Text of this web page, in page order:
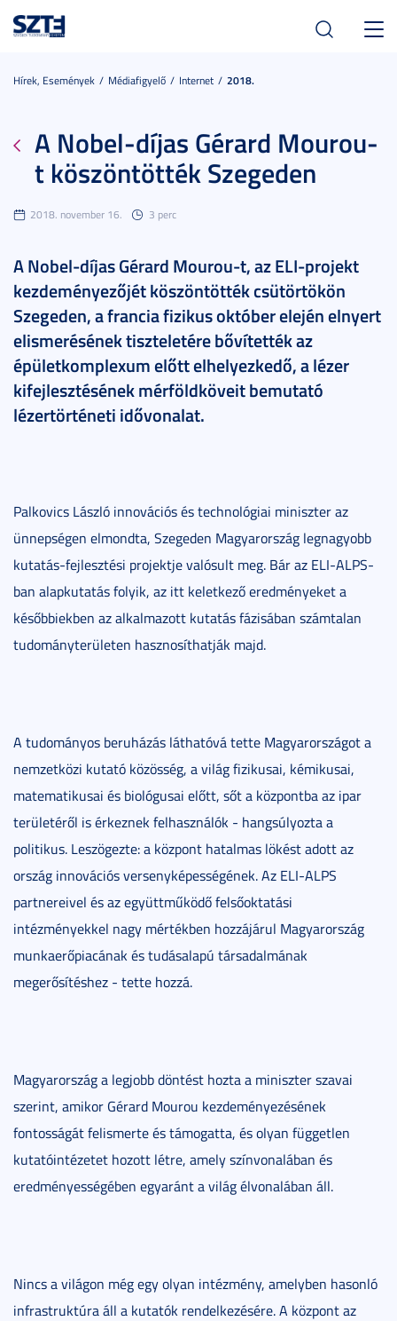
Hírek, Események Médiafigyelő Internet 2018.
A Nobel-díjas Gérard Mourou-
t köszöntötték Szegeden
2018. november 16. 3 perc
A Nobel-díjas Gérard Mourou-t, az ELI-projekt
kezdeményezőjét köszöntötték csütörtökön
Szegeden, a francia fizikus október elején elnyert
elismerésének tiszteletére bővítették az
épületkomplexum előtt elhelyezkedő, a lézer
kifejlesztésének mérföldköveit bemutató
lézertörténeti idővonalat.
Palkovics László innovációs és technológiai miniszter az
ünnepségen elmondta, Szegeden Magyarország legnagyobb
kutatás-fejlesztési projektje valósult meg. Bár az ELI-ALPS-
ban alapkutatás folyik, az itt keletkező eredményeket a
későbbiekben az alkalmazott kutatás fázisában számtalan
tudományterületen hasznosíthatják majd.
A tudományos beruházás láthatóvá tette Magyarországot a
nemzetközi kutató közösség, a világ fizikusai, kémikusai,
matematikusai és biológusai előtt, sőt a központba az ipar
területéről is érkeznek felhasználók - hangsúlyozta a
politikus. Leszögezte: a központ hatalmas lökést adott az
ország innovációs versenyképességének. Az ELI-ALPS
partnereivel és az együttműködő felsőoktatási
intézményekkel nagy mértékben hozzájárul Magyarország
munkaerőpiacának és tudásalapú társadalmának
megerősítéshez - tette hozzá.
Magyarország a legjobb döntést hozta a miniszter szavai
szerint, amikor Gérard Mourou kezdeményezésének
fontosságát felismerte és támogatta, és olyan független
kutatóintézetet hozott létre, amely színvonalában és
eredményességében egyaránt a világ élvonalában áll.
Nincs a világon még egy olyan intézmény, amelyben hasonló
infrastruktúra áll a kutatók rendelkezésére. A központ az